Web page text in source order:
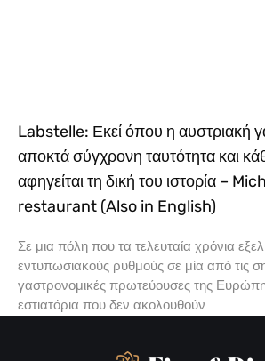
Labstelle: Εκεί όπου η αυστριακή
αποκτά σύγχρονη ταυτότητα και
αφηγείται τη δική του ιστορία –
restaurant (Also in English)
Σε μια πόλη που τα τελευταία χρόνια
εντυπωσιακούς ρυθμούς σε μία από τις
γαστρονομικές πρωτεύουσες της
εστιατόρια που δεν ακολουθούν